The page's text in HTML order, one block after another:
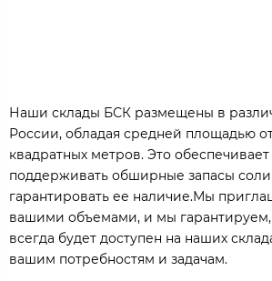
Наши склады БСК размещены в
России, обладая средней площадью
квадратных метров. Это
поддерживать обширные запасы соли
гарантировать ее наличие.Мы
вашими объемами, и мы гарантируем,
всегда будет доступен на наших
вашим потребностям и задачам.